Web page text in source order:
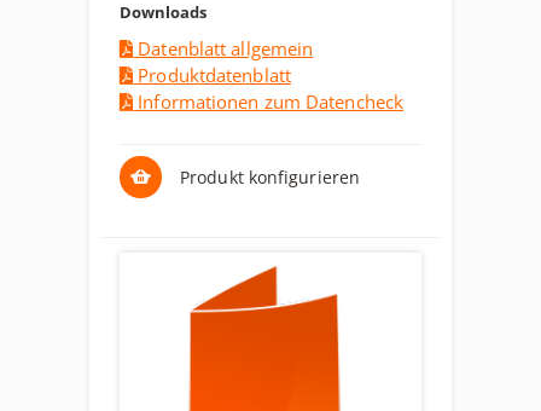
Downloads
Datenblatt allgemein
Produktdatenblatt
Informationen zum Datencheck
Produkt konfigurieren